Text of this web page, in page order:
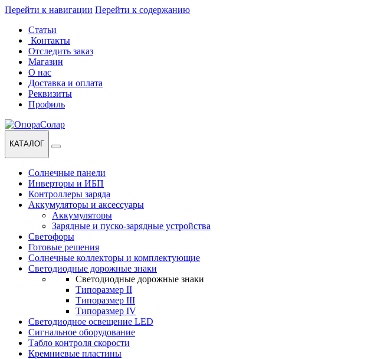
Перейти к навигации Перейти к содержанию
Статьи
Контакты
Отследить заказ
Магазин
О нас
Доставка и оплата
Реквизиты
Профиль
КАТАЛОГ
Солнечные панели
Инверторы и ИБП
Контроллеры заряда
Аккумуляторы и аксессуары
Аккумуляторы
Зарядные и пуско-зарядные устройства
Светофоры
Готовые решения
Солнечные коллекторы и комплектующие
Светодиодные дорожные знаки
Светодиодные дорожные знаки
Типоразмер II
Типоразмер III
Типоразмер IV
Светодиодное освещение LED
Сигнальное оборудование
Табло контроля скорости
Кремниевые пластины